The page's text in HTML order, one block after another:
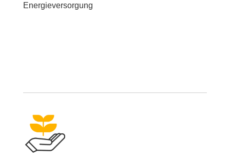
Energieversorgung